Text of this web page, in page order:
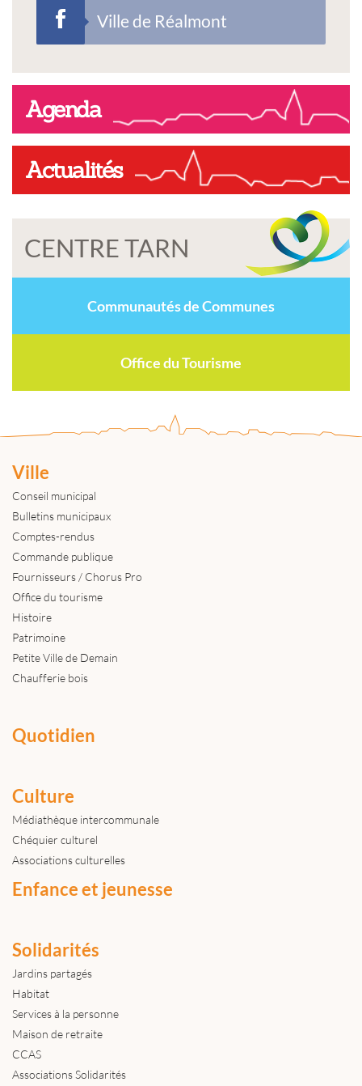
Ville de Réalmont
Agenda
Actualités
CENTRE TARN
Communautés de Communes
Office du Tourisme
Ville
Conseil municipal
Bulletins municipaux
Comptes-rendus
Commande publique
Fournisseurs / Chorus Pro
Office du tourisme
Histoire
Patrimoine
Petite Ville de Demain
Chaufferie bois
Quotidien
Culture
Médiathèque intercommunale
Chéquier culturel
Associations culturelles
Enfance et jeunesse
Solidarités
Jardins partagés
Habitat
Services à la personne
Maison de retraite
CCAS
Associations Solidarités